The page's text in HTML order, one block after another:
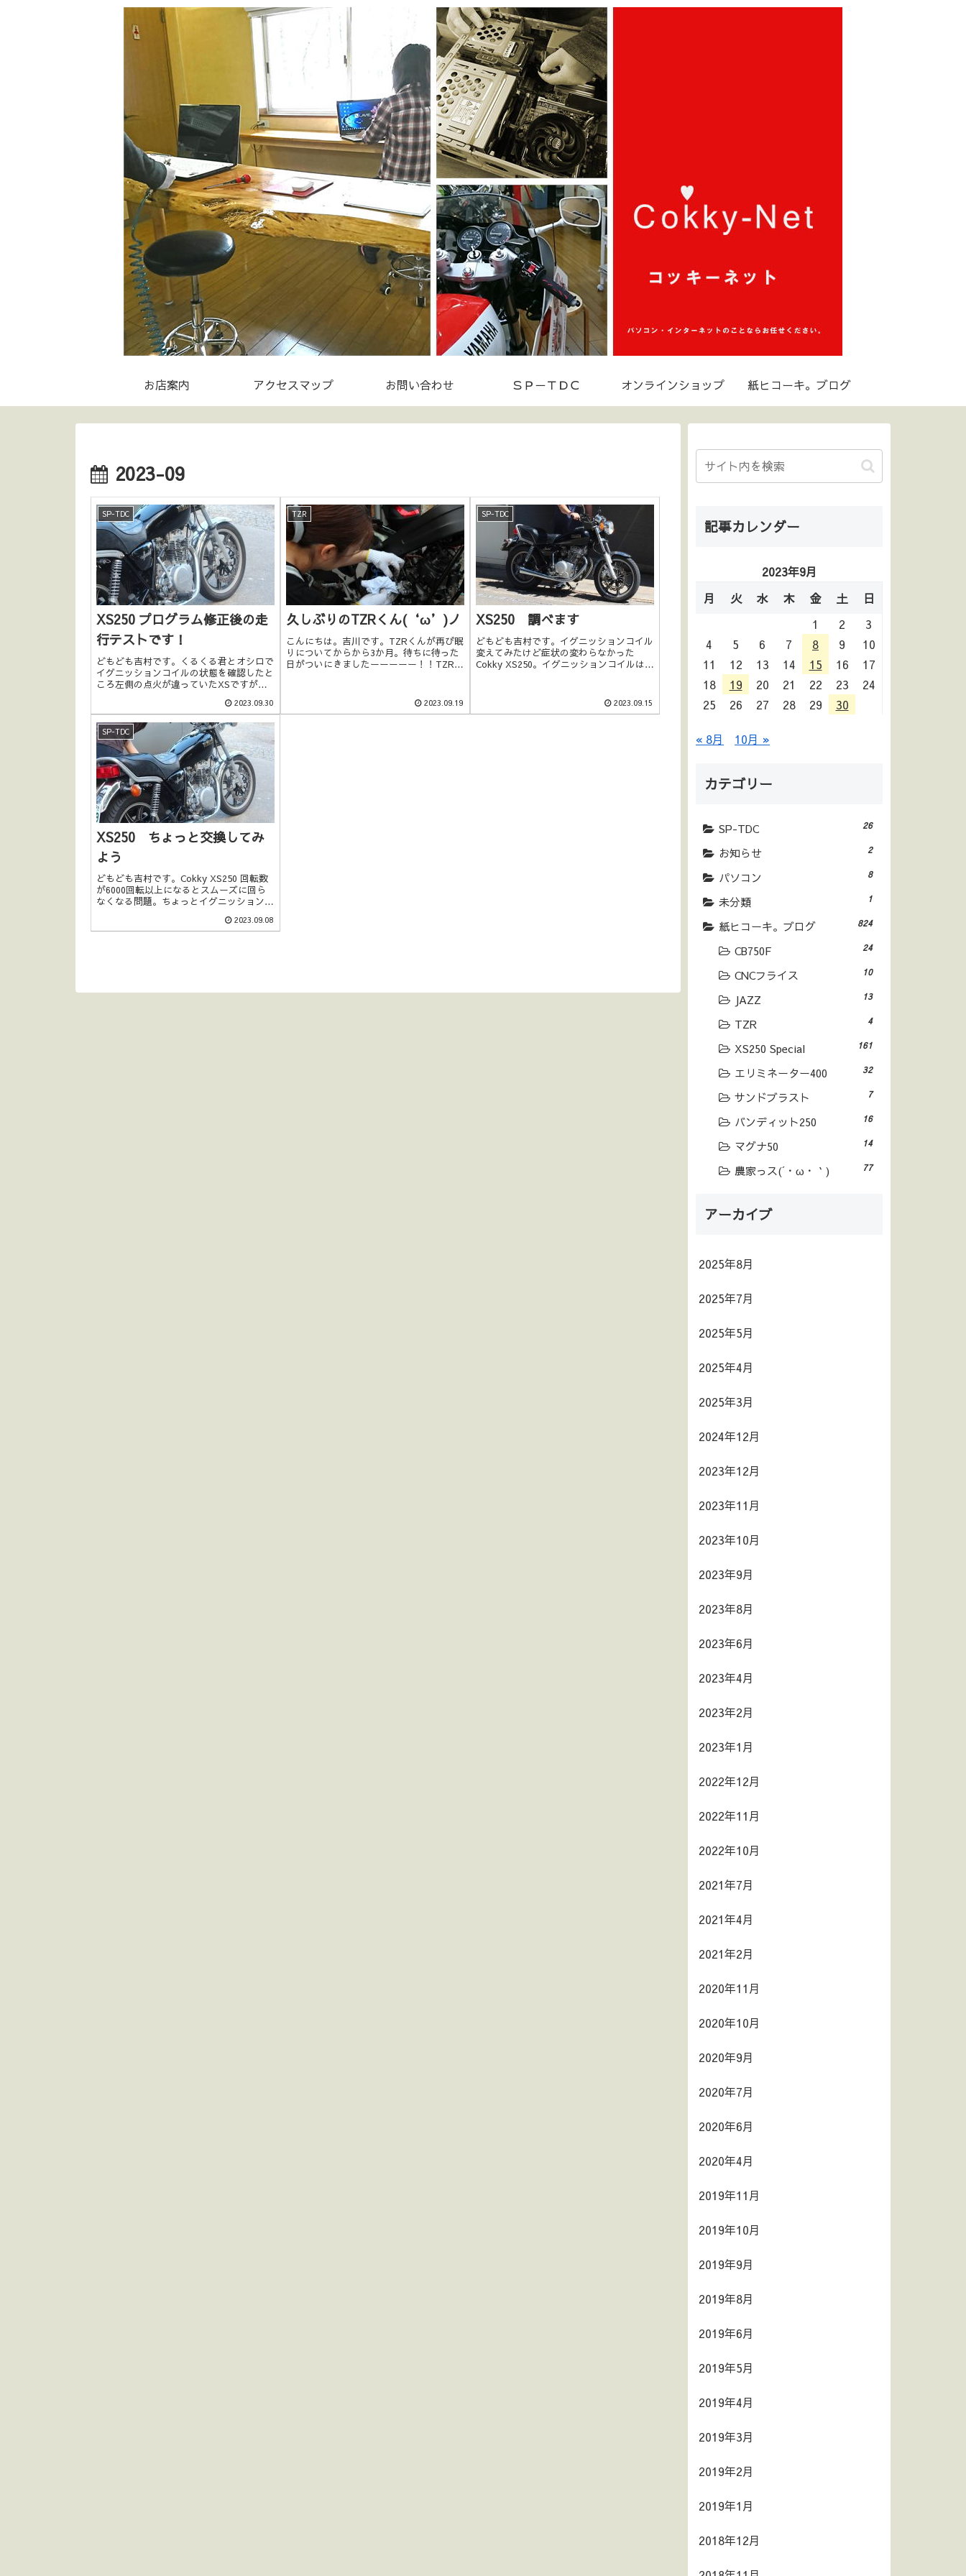
お店案内 アクセスマップ お問い合わせ ＳＰ－ＴＤＣ オンラインショップ 紙ヒコーキ。ブログ
2023-09
SP-TDC
XS250 プログラム修正後の走
行テストです！
どもども吉村です。くるくる君とオシロで
イグニッションコイルの状態を確認したと
ころ左側の点火が違っていたXSですが、
くまずタイミングライトでロータの動作確
認をしましたが、こちらは前回同様問題な
く動いておりました。前回違いがあったイ
グニッションコイル左右への信号の違...
2023.09.30
TZR
久しぶりのTZRくん(‘ω’)ノ
こんにちは。吉川です。TZRくんが再び眠
りについてからから3か月。待ちに待った
日がついにきましたーーーーー！！TZRく
したら早速作業開始です。('ω')ノ今回は私
がすべての作業をします。それでは、張り
2023.09.19
SP-TDC
XS250 調べます
どもども吉村です。イグニッションコイル
変えてみたけど症状の変わらなかった
Cokky XS250。イグニッションコイルはと
と確認。いろいろ試しながらXSに乗って
いるので、プラグが汚れてダメになってる
2023.09.15
SP-TDC
XS250 ちょっと交換してみ
よう
どもども吉村です。Cokky XS250 回転数
が6000回転以上になるとスムーズに回ら
なくなる問題。ちょっとイグニッションコ
TDCはイグニッションコイルのドエルタイ
ムを設定することができるんですが、高回
2023.09.08
記事カレンダー
2023年9月
月
火 水 木 金 土
日
1
2
3
4
5 6 7 8 9
10
11
12 13 14 15 16
17
18
19 20 21 22 23
24
25
26 27 28 29 30
« 8月 10月 »
カテゴリー
SP-TDC 26
お知らせ 2
パソコン 8
未分類 1
紙ヒコーキ。ブログ 824
CB750F 24
CNCフライス 10
JAZZ 13
TZR 4
XS250 Special 161
エリミネーター400 32
サンドブラスト 7
バンディット250 16
マグナ50 14
農家っス(´・ω・｀) 77
アーカイブ
2025年8月
2025年7月
2025年5月
2025年4月
2025年3月
2024年12月
2023年12月
2023年11月
2023年10月
2023年9月
2023年8月
2023年6月
2023年4月
2023年2月
2023年1月
2022年12月
2022年11月
2022年10月
2021年7月
2021年4月
2021年2月
2020年11月
2020年10月
2020年9月
2020年7月
2020年6月
2020年4月
2019年11月
2019年10月
2019年9月
2019年8月
2019年6月
2019年5月
2019年4月
2019年3月
2019年2月
2019年1月
2018年12月